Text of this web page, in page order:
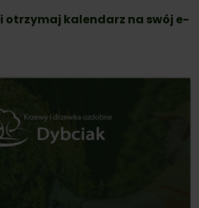
otrzymaj kalendarz na swój e-